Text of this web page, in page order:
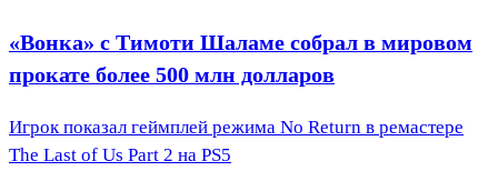
«Вонка» с Тимоти Шаламе собрал в мировом
прокате более 500 млн долларов
Игрок показал геймплей режима No Return в ремастере
The Last of Us Part 2 на PS5